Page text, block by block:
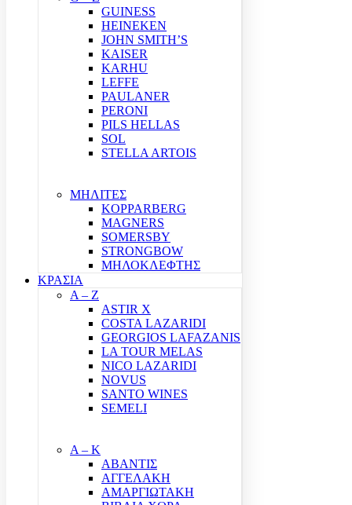
GUINESS
HEINEKEN
JOHN SMITH’S
KAISER
KARHU
LEFFE
PAULANER
PERONI
PILS HELLAS
SOL
STELLA ARTOIS
ΜΗΛΙΤΕΣ
KOPPARBERG
MAGNERS
SOMERSBY
STRONGBOW
ΜΗΛΟΚΛΕΦΤΗΣ
ΚΡΑΣΙΑ
A – Z
ASTIR X
COSTA LAZARIDI
GEORGIOS LAFAZANIS
LA TOUR MELAS
NICO LAZARIDI
NOVUS
SANTO WINES
SEMELI
Α – Κ
ΑΒΑΝΤΙΣ
ΑΓΓΕΛΑΚΗ
ΑΜΑΡΓΙΩΤΑΚΗ